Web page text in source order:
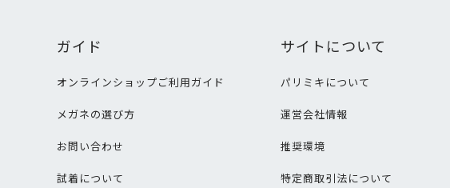
ガイド
オンラインショップご利用ガイド
メガネの選び方
お問い合わせ
試着について
サイトについて
パリミキについて
運営会社情報
推奨環境
特定商取引法について